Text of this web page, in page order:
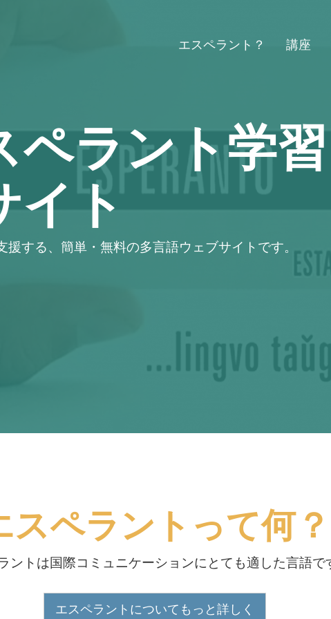
エスペラント？ 講座
ペラント学習
イト
する、簡単・無料の多言語ウェブサイトです。
スペラントって何？
ントは国際コミュニケーションにとても適した言語で
エスペラントについてもっと詳しく